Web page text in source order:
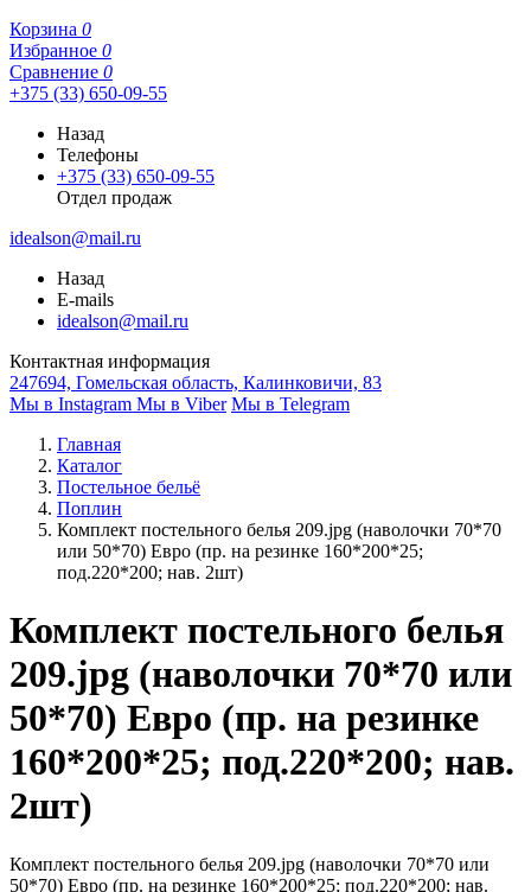
Корзина 0
Избранное 0
Сравнение 0
+375 (33) 650-09-55
Назад
Телефоны
+375 (33) 650-09-55
Отдел продаж
idealson@mail.ru
Назад
E-mails
idealson@mail.ru
Контактная информация
247694, Гомельская область, Калинковичи, 83
Мы в Instagram Мы в Viber Мы в Telegram
Главная
Каталог
Постельное бельё
Поплин
Комплект постельного белья 209.jpg (наволочки 70*70
или 50*70) Евро (пр. на резинке 160*200*25;
под.220*200; нав. 2шт)
Комплект постельного белья
209.jpg (наволочки 70*70 или
50*70) Евро (пр. на резинке
160*200*25; под.220*200; нав.
2шт)
Комплект постельного белья 209.jpg (наволочки 70*70 или
50*70) Евро (пр. на резинке 160*200*25; под.220*200; нав.